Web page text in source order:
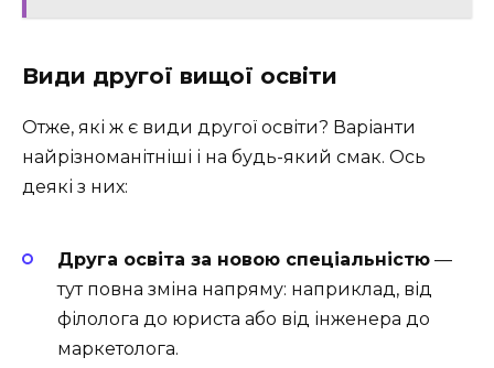
Види другої вищої освіти
Отже, які ж є види другої освіти? Варіанти
найрізноманітніші і на будь-який смак. Ось
деякі з них:
Друга освіта за новою спеціальністю —
тут повна зміна напряму: наприклад, від
філолога до юриста або від інженера до
маркетолога.